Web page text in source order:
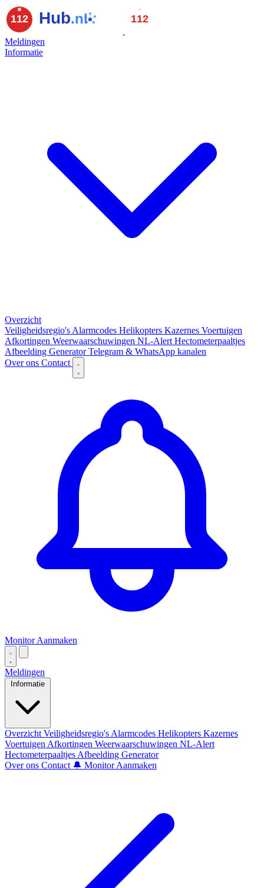
Meldingen
Informatie
Overzicht
Veiligheidsregio's Alarmcodes Helikopters Kazernes Voertuigen
Afkortingen Weerwaarschuwingen NL-Alert Hectometerpaaltjes
Afbeelding GeneratorTelegram & WhatsApp kanalen
Over ons Contact
Monitor Aanmaken
Meldingen
Informatie
Overzicht Veiligheidsregio's Alarmcodes Helikopters Kazernes
Voertuigen Afkortingen Weerwaarschuwingen NL-Alert
Hectometerpaaltjes Afbeelding Generator
Over ons Contact 🔔 Monitor Aanmaken